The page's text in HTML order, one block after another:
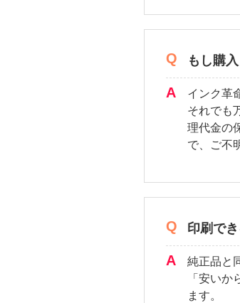
もし購
インク革
それでも
理代金の
で、ご不
印刷で
純正品と
「安い
ます。